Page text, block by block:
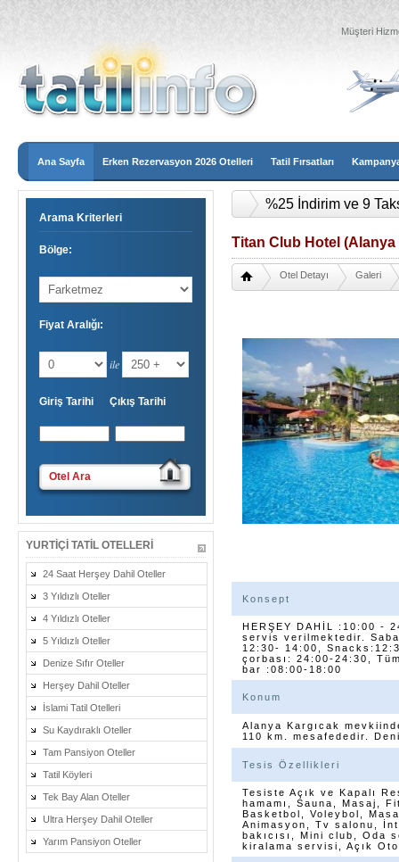
Müşteri
Ana Sayfa Erken Rezervasyon 2026 Otelleri Tatil Fırsatları
Arama Kriterleri
Bölge:
Fiyat Aralığı:
ile
Giriş Tarihi Çıkış Tarihi
Otel Ara
YURTIÇI TATIL OTELLERI
24 Saat Herşey Dahil Oteller
3 Yıldızlı Oteller
4 Yıldızlı Oteller
5 Yıldızlı Oteller
Denize Sıfır Oteller
Herşey Dahil Oteller
İslami Tatil Otelleri
Su Kaydıraklı Oteller
Tam Pansiyon Oteller
Tatil Köyleri
Tek Bay Alan Oteller
Ultra Herşey Dahil Oteller
Yarım Pansiyon Oteller
%25 İndirim ve 9
Titan Club Hotel (Alanya
Otel Detayı Galeri
Konsept
HERŞEY DAHİL :10:00 -
servis verilmektedir.
12:30- 14:00,
çorbası: 24:00-24:30,
bar :08:00-18:00
Konum
Alanya Kargıcak
110 km. mesafededir.
Tesis Özellikleri
Tesiste Açık ve Kapalı
hamamı, Sauna, Masaj,
Basketbol, Voleybol,
Animasyon, Tv salonu,
bakıcısı, Mini club, Oda
kiralama servisi, Açık